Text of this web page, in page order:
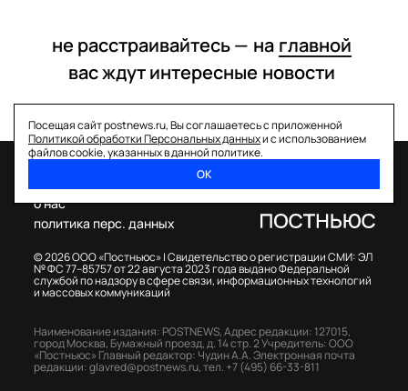
не расстраивайтесь — на главной
вас ждут интересные новости
Посещая сайт postnews.ru, Вы соглашаетесь с приложенной
Политикой обработки Персональных данныхи с использованием
файлов cookie, указанных в данной политике.
ОК
© 2026 ООО «Постньюс» |Свидетельство о регистрации СМИ: ЭЛ
№ ФС 77–85757 от 22 августа 2023 года выдано Федеральной
службой по надзору в сфере связи, информационных технологий
и массовых коммуникаций
о нас
политика перс. данных
Наименование издания: POSTNEWS,Адрес редакции: 127015,
город Москва, Бумажный проезд, д. 14 стр. 2Учредитель: ООО
«Постньюс» Главный редактор: Чудин А.А.Электронная почта
редакции:glavred@postnews.ru,тел. +7 (495) 66-33-811